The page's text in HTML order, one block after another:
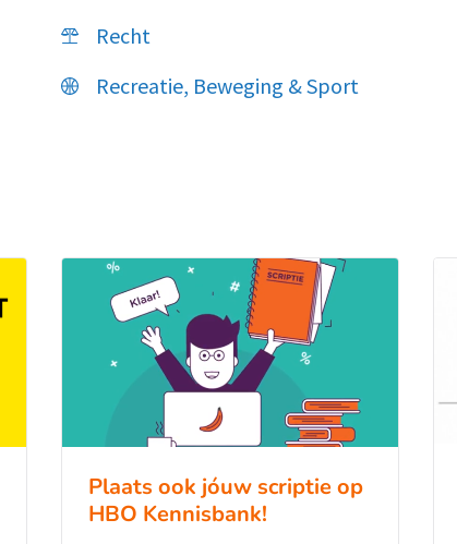
Recht
Recreatie, Beweging & Sport
Plaats ook jóuw scriptie op
HBO Kennisbank!